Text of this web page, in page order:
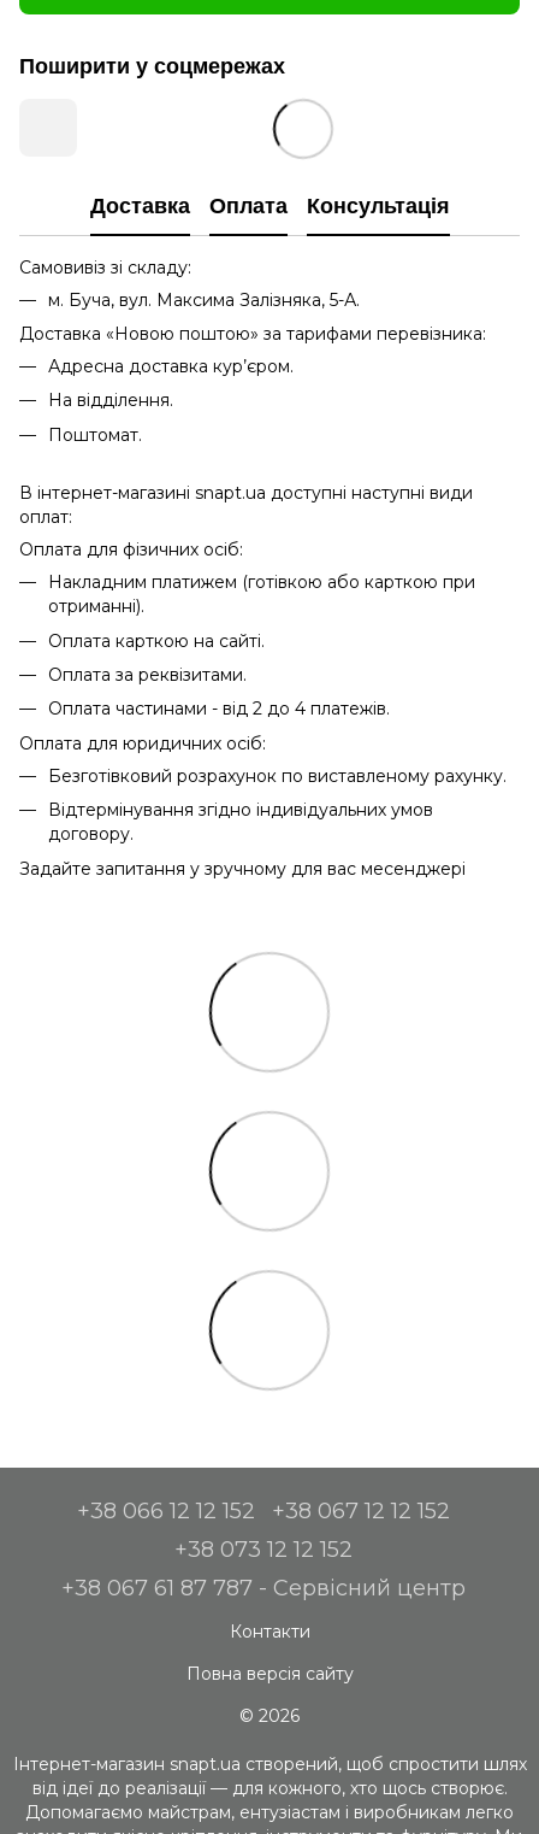
Поширити у соцмережах
Доставка Оплата Консультація
Самовивіз зі складу:
м. Буча, вул. Максима Залізняка, 5-А.
Доставка «Новою поштою» за тарифами перевізника:
Адресна доставка кур’єром.
На відділення.
Поштомат.
В інтернет-магазині snapt.ua доступні наступні види
оплат:
Оплата для фізичних осіб:
Накладним платижем (готівкою або карткою при
отриманні).
Оплата карткою на сайті.
Оплата за реквізитами.
Оплата частинами - від 2 до 4 платежів.
Оплата для юридичних осіб:
Безготівковий розрахунок по виставленому рахунку.
Відтермінування згідно індивідуальних умов
договору.
Задайте запитання у зручному для вас месенджері
+38 066 12 12 152
+38 067 12 12 152
+38 073 12 12 152
+38 067 61 87 787 - Сервісний центр
Контакти
Повна версія сайту
© 2026
Інтернет-магазин snapt.ua створений, щоб спростити шлях
від ідеї до реалізації — для кожного, хто щось створює.
Допомагаємо майстрам, ентузіастам і виробникам легко